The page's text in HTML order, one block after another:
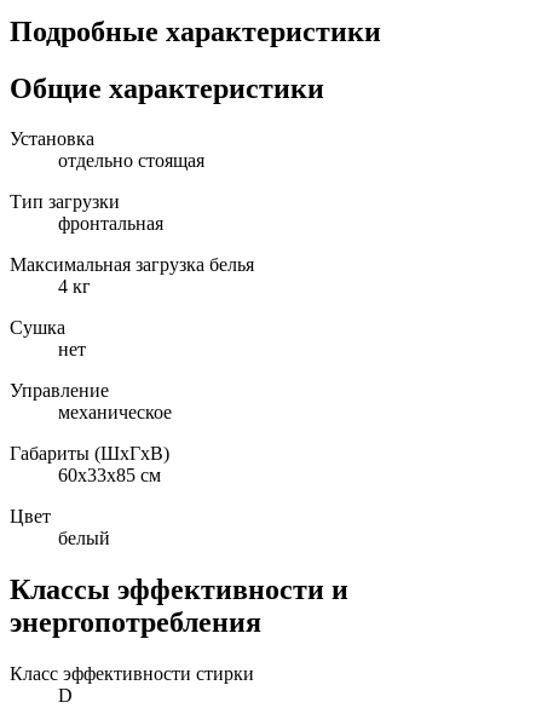
Подробные характеристики
Общие характеристики
Установка
отдельно стоящая
Тип загрузки
фронтальная
Максимальная загрузка белья
4 кг
Сушка
нет
Управление
механическое
Габариты (ШxГxВ)
60x33x85 см
Цвет
белый
Классы эффективности и
энергопотребления
Класс эффективности стирки
D